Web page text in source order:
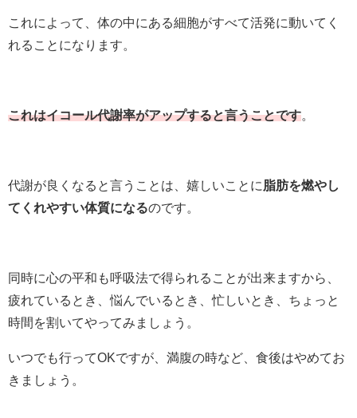
これによって、体の中にある細胞がすべて活発に動いてく
れることになります。
これはイコール代謝率がアップすると言うことです
代謝が良くなると言うことは、嬉しいことに 脂肪を燃やし
てくれやすい体質になるのです。
同時に心の平和も呼吸法で得られることが出来ますから、
疲れているとき、悩んでいるとき、忙しいとき、ちょっと
時間を割いてやってみましょう。
いつでも行ってOKですが、満腹の時など、食後はやめてお
きましょう。